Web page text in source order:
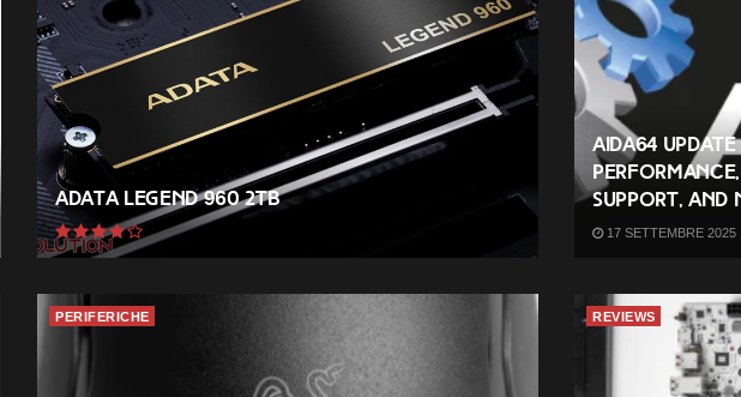
ADATA Legend 960 2TB
AIDA64
Support, and
17 SETTEMBRE 2025
PERIFERICHE REVIEWS